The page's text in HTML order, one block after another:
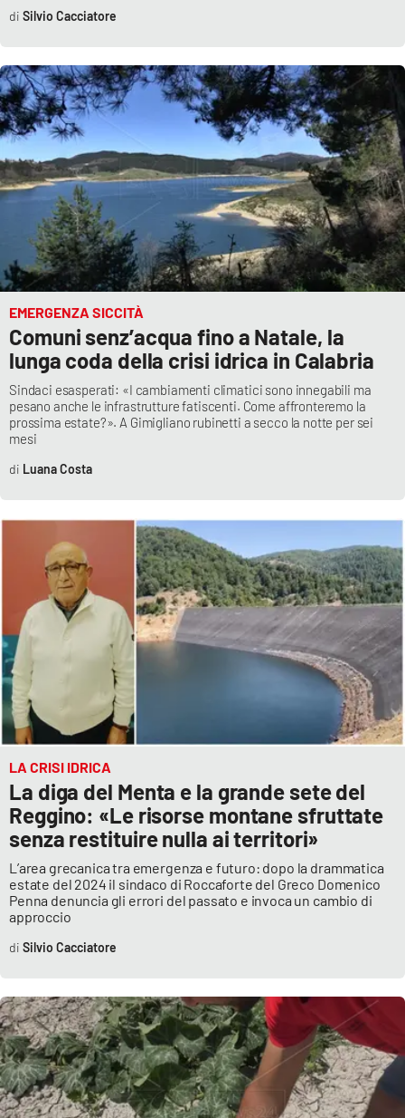
Silvio Cacciatore
EMERGENZA SICCITÀ
Comuni senz’acqua fino a Natale, la
lunga coda della crisi idrica in Calabria
Sindaci esasperati: «I cambiamenti climatici sono innegabili ma
pesano anche le infrastrutture fatiscenti. Come affronteremo la
prossima estate?». A Gimigliano rubinetti a secco la notte per sei
mesi
Luana Costa
LA CRISI IDRICA
La diga del Menta e la grande sete del
Reggino: «Le risorse montane sfruttate
senza restituire nulla ai territori»
L’area grecanica tra emergenza e futuro: dopo la drammatica
estate del 2024 il sindaco di Roccaforte del Greco Domenico
Penna denuncia gli errori del passato e invoca un cambio di
approccio
Silvio Cacciatore